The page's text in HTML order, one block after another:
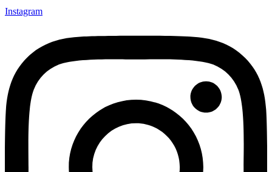
Instagram